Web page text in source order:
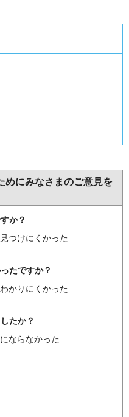
めにみなさまのご意見を
か？
つけにくかった
たですか？
かりにくかった
たか？
ならなかった